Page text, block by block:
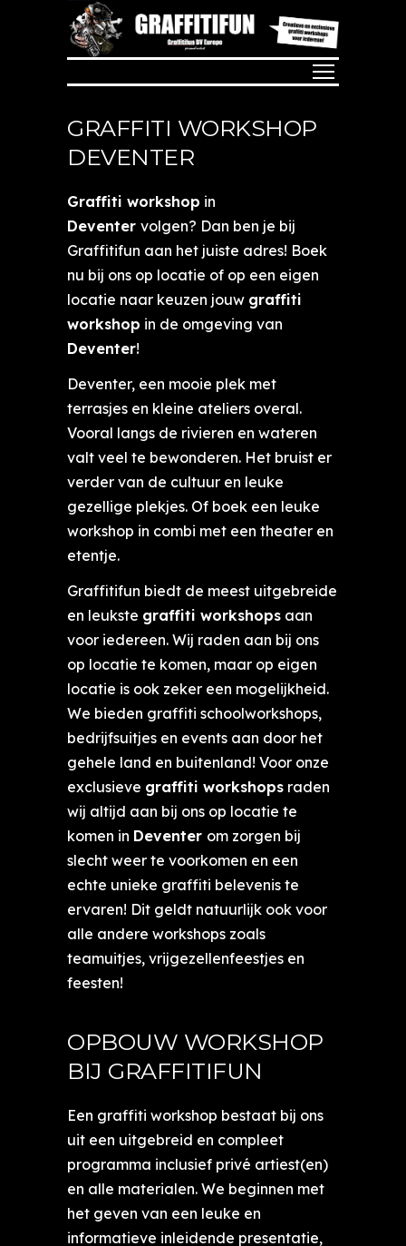
GRAFFITI WORKSHOP
DEVENTER
Graffiti workshop in
Deventer volgen? Dan ben je bij
Graffitifun aan het juiste adres! Boek
nu bij ons op locatie of op een eigen
locatie naar keuzen jouw graffiti
workshop in de omgeving van
Deventer!
Deventer, een mooie plek met
terrasjes en kleine ateliers overal.
Vooral langs de rivieren en wateren
valt veel te bewonderen. Het bruist er
verder van de cultuur en leuke
gezellige plekjes. Of boek een leuke
workshop in combi met een theater en
etentje.
Graffitifun biedt de meest uitgebreide
en leukste graffiti workshops aan
voor iedereen. Wij raden aan bij ons
op locatie te komen, maar op eigen
locatie is ook zeker een mogelijkheid.
We bieden graffiti schoolworkshops,
bedrijfsuitjes en events aan door het
gehele land en buitenland! Voor onze
exclusieve graffiti workshops raden
wij altijd aan bij ons op locatie te
komen in Deventer om zorgen bij
slecht weer te voorkomen en een
echte unieke graffiti belevenis te
ervaren! Dit geldt natuurlijk ook voor
alle andere workshops zoals
teamuitjes, vrijgezellenfeestjes en
feesten!
OPBOUW WORKSHOP
BIJ GRAFFITIFUN
Een graffiti workshop bestaat bij ons
uit een uitgebreid en compleet
programma inclusief privé artiest(en)
en alle materialen. We beginnen met
het geven van een leuke en
informatieve inleidende presentatie,